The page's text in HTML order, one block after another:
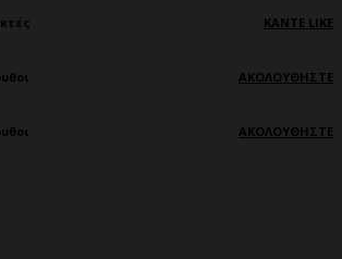
ΚΆΝΤΕ LIKE
ΑΚΟΛΟΥΘΉΣΤΕ
ΑΚΟΛΟΥΘΉΣΤΕ